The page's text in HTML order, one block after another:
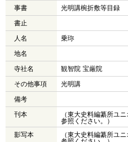
事書
光明講椀折敷等目録
書止
人名
乗珎
地名
寺社名
観智院 宝厳院
その他事項
光明講
備考
刊本
（東大史料編纂所ユ
参照ください。）
影写本
（東大史料編纂所ユ